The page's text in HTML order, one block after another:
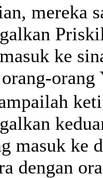
mereka
ke
orang
masuk ke
dengan